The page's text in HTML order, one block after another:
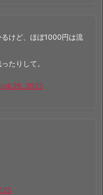
けど、ほぼ1000円は流
たりして。
26, 2023